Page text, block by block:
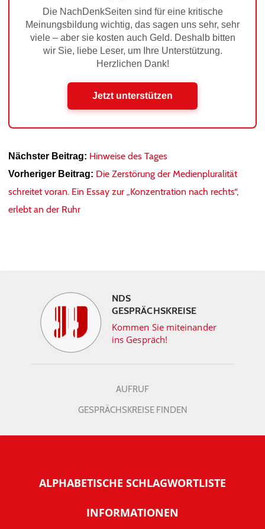
Die NachDenkSeiten sind für eine kritische
Meinungsbildung wichtig, das sagen uns sehr, sehr
viele – aber sie kosten auch Geld. Deshalb bitten
wir Sie, liebe Leser, um Ihre Unterstützung.
Herzlichen Dank!
Jetzt unterstützen
Nächster Beitrag: Hinweise des Tages
Vorheriger Beitrag: Die Zerstörung der Medienpluralität
schreitet voran. Ein Essay zur „Konzentration nach rechts“,
erlebt an der Ruhr
NDS
GESPRÄCHSKREISE
Kommen Sie miteinander
ins Gespräch!
AUFRUF
GESPRÄCHSKREISE FINDEN
ALPHABETISCHE SCHLAGWORTLISTE
INFORMATIONEN